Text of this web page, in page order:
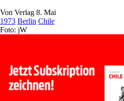
Von Verlag 8. Mai
1973 Berlin Chile
Foto: jW